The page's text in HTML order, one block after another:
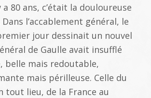
a 80 ans, c’était la douloureuse
Dans l’accablement général, le
jour dessinait un nouvel
de Gaulle avait insufflé
belle mais redoutable,
mais périlleuse. Celle du
tout lieu, de la France au